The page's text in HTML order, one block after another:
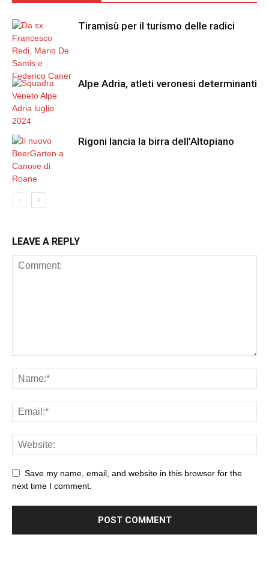
Tiramisù per il turismo delle radici
Alpe Adria, atleti veronesi determinanti
Rigoni lancia la birra dell’Altopiano
LEAVE A REPLY
Save my name, email, and website in this browser for the
next time I comment.